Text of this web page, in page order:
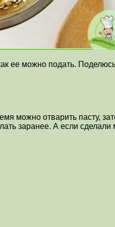
ее можно подать.
можно отварить пасту,
заранее. А если сделали